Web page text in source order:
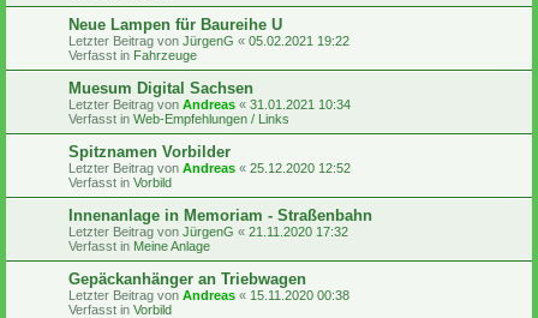
Neue Lampen für Baureihe U
Letzter Beitrag von JürgenG « 05.02.2021 19:22
Verfasst in Fahrzeuge
Muesum Digital Sachsen
Letzter Beitrag von Andreas « 31.01.2021 10:34
Verfasst in Web-Empfehlungen / Links
Spitznamen Vorbilder
Letzter Beitrag von Andreas « 25.12.2020 12:52
Verfasst in Vorbild
Innenanlage in Memoriam - Straßenbahn
Letzter Beitrag von JürgenG « 21.11.2020 17:32
Verfasst in Meine Anlage
Gepäckanhänger an Triebwagen
Letzter Beitrag von Andreas « 15.11.2020 00:38
Verfasst in Vorbild